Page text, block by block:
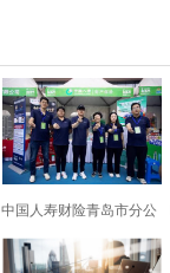
中国人寿财险青岛市分公
司新产品火爆上线